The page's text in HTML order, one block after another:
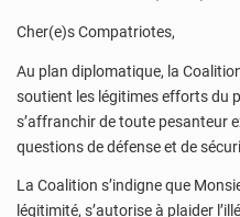
Cher(e)s Compatriotes,
Au plan diplomatique, la
soutient les légitimes efforts du
s’affranchir de toute pesanteur
questions de défense et de
La Coalition s’indigne que
légitimité, s’autorise à plaider